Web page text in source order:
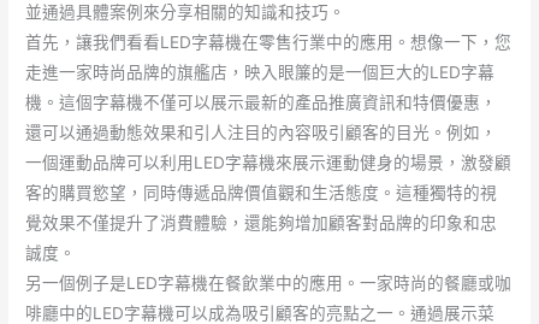
並通過具體案例來分享相關的知識和技巧。
首先，讓我們看看LED字幕機在零售行業中的應用。想像一下，您
走進一家時尚品牌的旗艦店，映入眼簾的是一個巨大的LED字幕
機。這個字幕機不僅可以展示最新的產品推廣資訊和特價優惠，
還可以通過動態效果和引人注目的內容吸引顧客的目光。例如，
一個運動品牌可以利用LED字幕機來展示運動健身的場景，激發顧
客的購買慾望，同時傳遞品牌價值觀和生活態度。這種獨特的視
覺效果不僅提升了消費體驗，還能夠增加顧客對品牌的印象和忠
誠度。
另一個例子是LED字幕機在餐飲業中的應用。一家時尚的餐廳或咖
啡廳中的LED字幕機可以成為吸引顧客的亮點之一。通過展示菜